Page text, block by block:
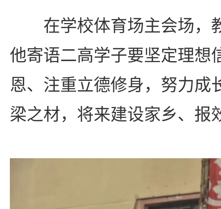
在学校体育场主会场，
他寄语二高学子要坚定理想
恩、注重立德修身，努力成
梁之材，将来建设家乡、报